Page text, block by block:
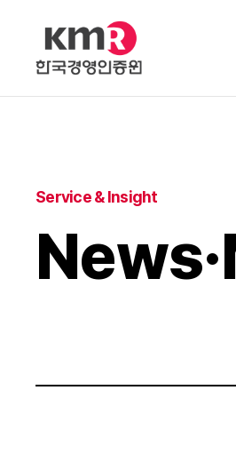
Service & Insight